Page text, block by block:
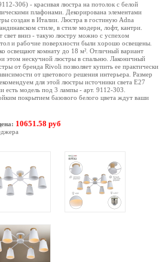
306) - красивая люстра на потолок с белой
плафонами. Декорирована элементами
создан в Италии. Люстра в гостиную Adna
стиле, в стиле модерн, лофт, кантри.
свет вниз - такую люстру можно с успехом
и рабочие поверхности были хорошо освещены.
освещают комнату до 18 м². Отличный вариант
этом нескучной люстры в спальню. Лаконичный
от бренда Rivoli позволяет купить ее практически
от цветового решения интерьера. Размер
для этой люстры источники света Е27
есть модель под 3 лампы - арт. 9112-303.
покрытием базового белого цвета ждут ваши
10651.58 руб